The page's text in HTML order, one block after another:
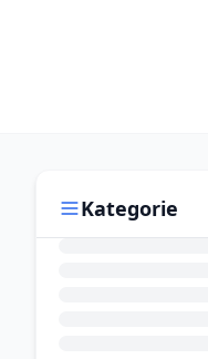
Kategorie